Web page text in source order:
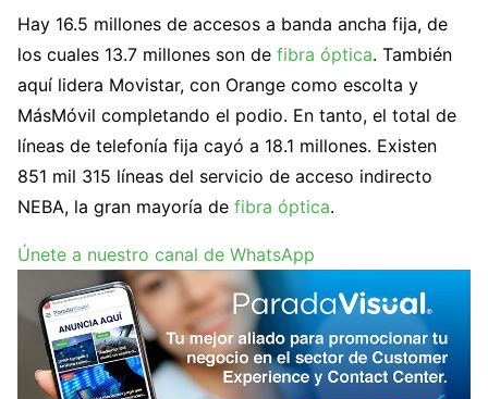
Hay 16.5 millones de accesos a banda ancha fija, de
los cuales 13.7 millones son de fibra óptica. También
aquí lidera Movistar, con Orange como escolta y
MásMóvil completando el podio. En tanto, el total de
líneas de telefonía fija cayó a 18.1 millones. Existen
851 mil 315 líneas del servicio de acceso indirecto
NEBA, la gran mayoría de fibra óptica.
Únete a nuestro canal de WhatsApp